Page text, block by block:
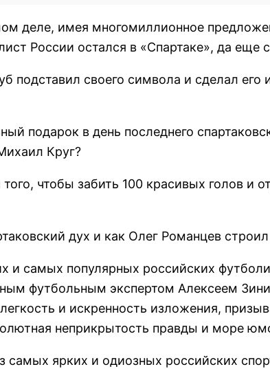
деле, имея многомиллионное
России остался в «Спартаке», да еще
подставил своего символа и сделал
подарок в день последнего
Круг?
чтобы забить 100 красивых голов и
дух и как Олег Романцев
и самых популярных российских
футбольным экспертом Алексеем
и искренность изложения,
неприкрытость правды и море
самых ярких и одиозных российских